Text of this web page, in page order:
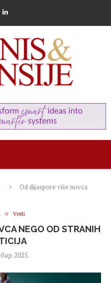
Od dijaspore više novca
Vesti
NEGO OD STRANIH
2025.